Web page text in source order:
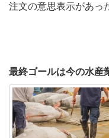
注文の意思表示があっ
最終ゴールは今の水産